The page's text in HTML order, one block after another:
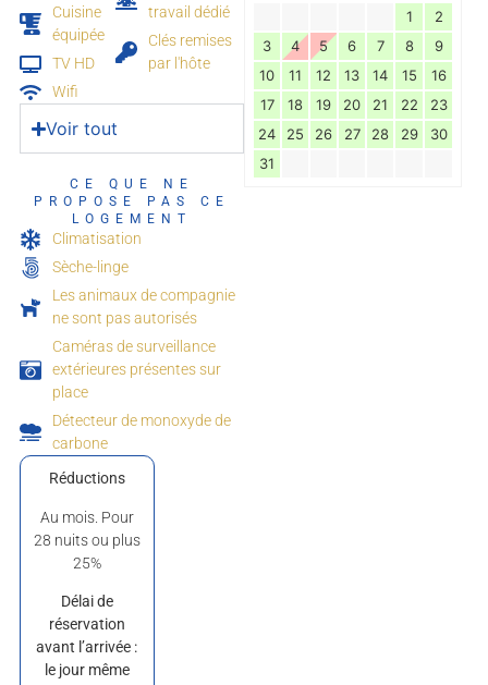
Cuisine
équipée
TV HD
Wifi
travail dédié
Clés remises
par l'hôte
Voir tout
CE QUE NE
PROPOSE PAS CE
LOGEMENT
Climatisation
Sèche-linge
Les animaux de compagnie
ne sont pas autorisés
Caméras de surveillance
extérieures présentes sur
place
Détecteur de monoxyde de
carbone
Réductions
Au mois. Pour
28 nuits ou plus
25%
Délai de
réservation
avant l’arrivée :
le jour même
1
2
3
4 5 6 7 8
9
10
11 12 13 14 15
16
17
18 19 20 21 22
23
24
25 26 27 28 29
30
31